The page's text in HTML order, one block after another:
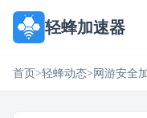
轻蜂加速器
首页>轻蜂动态>网游安全